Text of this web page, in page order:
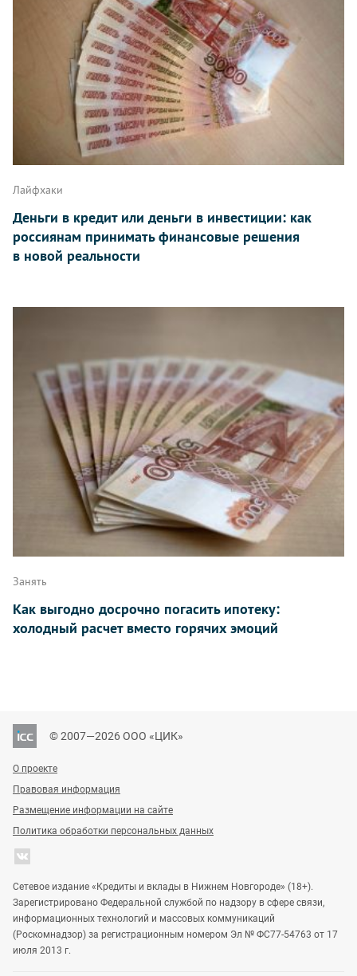
Лайфхаки
Деньги в кредит или деньги в инвестиции: как
россиянам принимать финансовые решения
в новой реальности
Занять
Как выгодно досрочно погасить ипотеку:
холодный расчет вместо горячих эмоций
© 2007—2026 ООО «ЦИК»
О проекте
Правовая информация
Размещение информации на сайте
Политика обработки персональных данных
Сетевое издание «Кредиты и вклады в Нижнем Новгороде» (18+).
Зарегистрировано Федеральной службой по надзору в сфере связи,
информационных технологий и массовых коммуникаций
(Роскомнадзор) за регистрационным номером Эл № ФС77-54763 от 17
июля 2013 г.